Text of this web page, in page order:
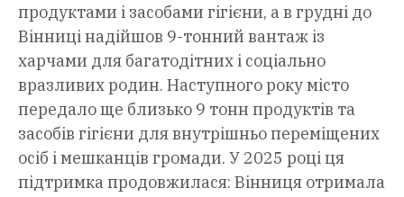
продуктами і засобами гігієни, а в грудні до
Вінниці надійшов 9-тонний вантаж із
харчами для багатодітних і соціально
вразливих родин. Наступного року місто
передало ще близько 9 тонн продуктів та
засобів гігієни для внутрішньо переміщених
осіб і мешканців громади. У 2025 році ця
підтримка продовжилася: Вінниця отримала